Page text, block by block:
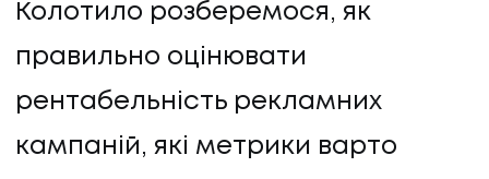
Колотило розберемося, як
правильно оцінювати
рентабельність рекламних
кампаній, які метрики варто